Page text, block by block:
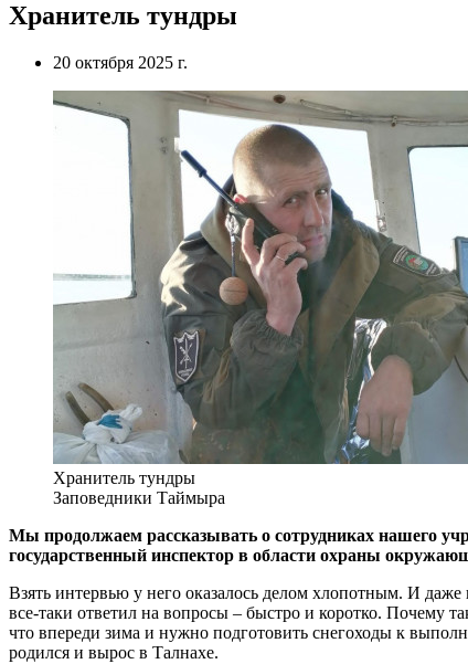
Хранитель тундры
20 октября 2025 г.
Хранитель тундры
Заповедники Таймыра
Мы продолжаем рассказывать о сотрудниках нашего
государственный инспектор в области охраны
Взять интервью у него оказалось делом хлопотным. И даже
все-таки ответил на вопросы – быстро и коротко. Почему
что впереди зима и нужно подготовить снегоходы к
родился и вырос в Талнахе.